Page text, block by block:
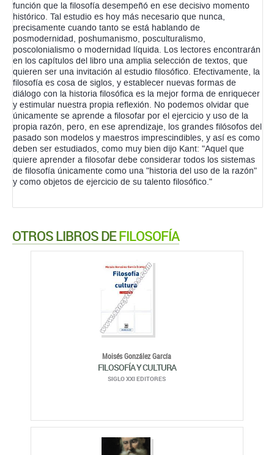
función que la filosofía desempeñó en ese decisivo momento
histórico. Tal estudio es hoy más necesario que nunca,
precisamente cuando tanto se está hablando de
posmodernidad, poshumanismo, posculturalismo,
poscolonialismo o modernidad líquida. Los lectores encontrarán
en los capítulos del libro una amplia selección de textos, que
quieren ser una invitación al estudio filosófico. Efectivamente, la
filosofía es cosa de siglos, y establecer nuevas formas de
diálogo con la historia filosófica es la mejor forma de enriquecer
y estimular nuestra propia reflexión. No podemos olvidar que
únicamente se aprende a filosofar por el ejercicio y uso de la
propia razón, pero, en ese aprendizaje, los grandes filósofos del
pasado son modelos y maestros imprescindibles, y así es como
deben ser estudiados, como muy bien dijo Kant: "Aquel que
quiere aprender a filosofar debe considerar todos los sistemas
de filosofía únicamente como una "historia del uso de la razón"
y como objetos de ejercicio de su talento filosófico."
OTROS LIBROS DEFILOSOFÍA
Moisés González García
FILOSOFÍA Y CULTURA
SIGLO XXI EDITORES